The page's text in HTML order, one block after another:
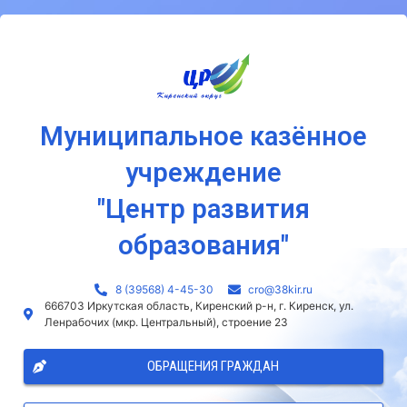
Муниципальное казённое
учреждение
"Центр развития
образования"
8 (39568) 4-45-30
сro@38kir.ru
666703 Иркутская область, Киренский р-н, г. Киренск, ул.
Ленрабочих (мкр. Центральный), строение 23
ОБРАЩЕНИЯ ГРАЖДАН